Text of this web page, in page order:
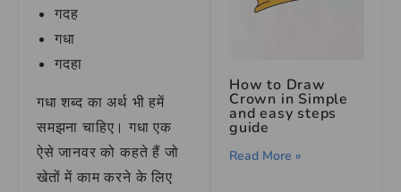
गदह
गधा
गदहा
गधा शब्द का अर्थ भी हमें
समझना चाहिए। गधा एक
ऐसे जानवर को कहते हैं जो
खेतों में काम करने के लिए
How to Draw
Crown in Simple
and easy steps
guide
Read More »